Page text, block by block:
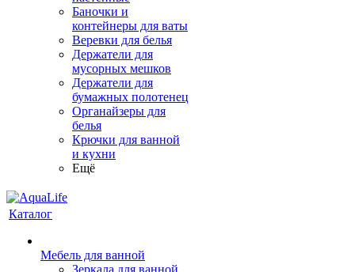
Баночки и
контейнеры для ваты
Веревки для белья
Держатели для
мусорных мешков
Держатели для
бумажных полотенец
Органайзеры для
белья
Крючки для ванной
и кухни
Ещё
Каталог
Мебель для ванной
Зеркала для ванной